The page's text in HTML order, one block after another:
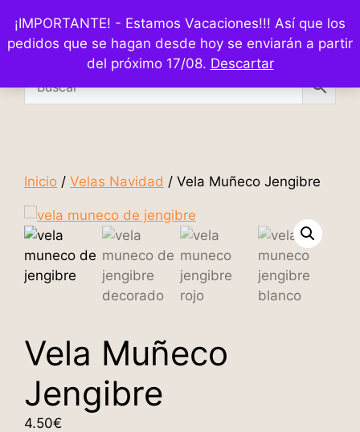
¡IMPORTANTE! - Estamos Vacaciones!!! Así que los
pedidos que se hagan desde hoy se enviarán a partir
del próximo 17/08. Descartar
Inicio / Velas Navidad / Vela Muñeco Jengibre
Vela Muñeco
Jengibre
4.50€